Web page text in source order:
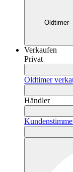
Oldtimer-
Verkaufen
Privat
Oldtimer
Händler